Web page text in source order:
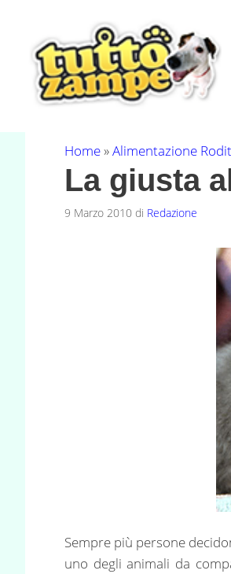
contenuto
Home»Alimentazione
La giusta
9 Marzo 2010 di Redazione
Sempre più persone
uno degli animali da